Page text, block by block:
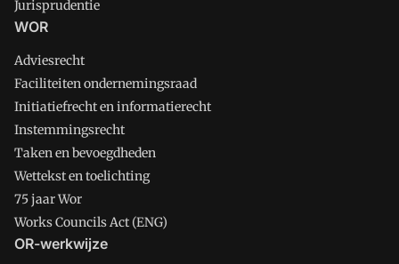
Jurisprudentie
WOR
Adviesrecht
Faciliteiten ondernemingsraad
Initiatiefrecht en informatierecht
Instemmingsrecht
Taken en bevoegdheden
Wettekst en toelichting
75 jaar Wor
Works Councils Act (ENG)
OR-werkwijze